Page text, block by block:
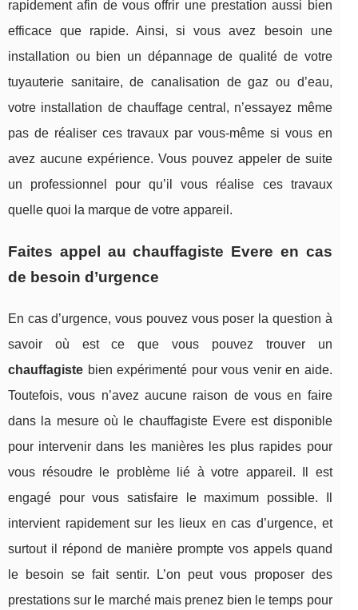
rapidement afin de vous offrir une prestation aussi bien
efficace que rapide. Ainsi, si vous avez besoin une
installation ou bien un dépannage de qualité de votre
tuyauterie sanitaire, de canalisation de gaz ou d’eau,
votre installation de chauffage central, n’essayez même
pas de réaliser ces travaux par vous-même si vous en
avez aucune expérience. Vous pouvez appeler de suite
un professionnel pour qu’il vous réalise ces travaux
quelle quoi la marque de votre appareil.
Faites appel au chauffagiste Evere en cas
de besoin d’urgence
En cas d’urgence, vous pouvez vous poser la question à
savoir où est ce que vous pouvez trouver un
chauffagiste bien expérimenté pour vous venir en aide.
Toutefois, vous n’avez aucune raison de vous en faire
dans la mesure où le chauffagiste Evere est disponible
pour intervenir dans les manières les plus rapides pour
vous résoudre le problème lié à votre appareil. Il est
engagé pour vous satisfaire le maximum possible. Il
intervient rapidement sur les lieux en cas d’urgence, et
surtout il répond de manière prompte vos appels quand
le besoin se fait sentir. L’on peut vous proposer des
prestations sur le marché mais prenez bien le temps pour